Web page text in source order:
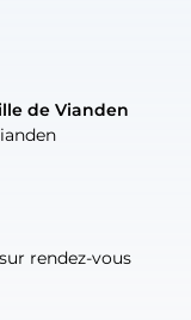
de Vianden
rendez-vous
de Vianden
rendez-vous
de Vianden
de Vianden